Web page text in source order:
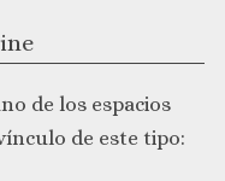
de los espacios
de este tipo: